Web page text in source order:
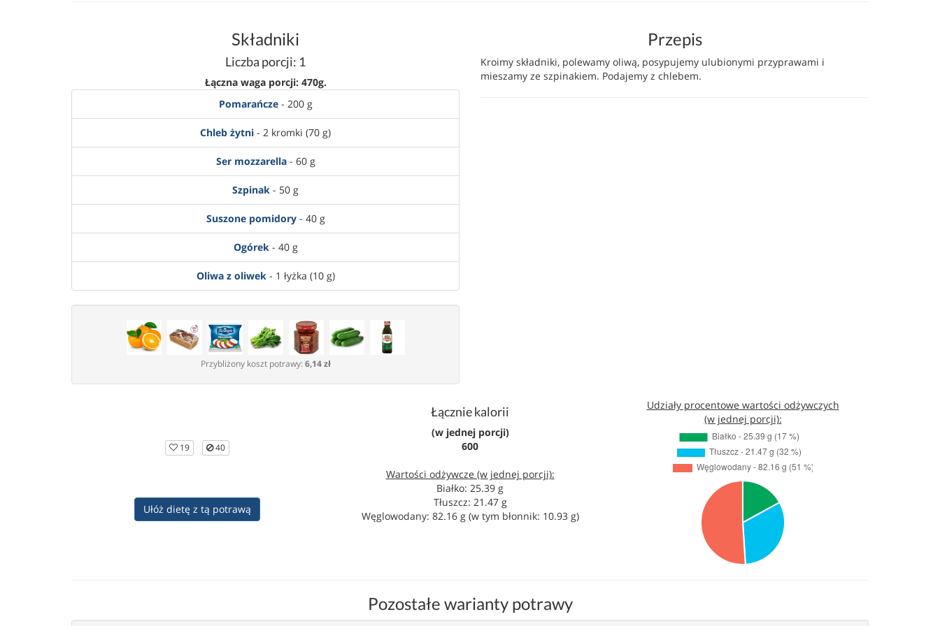
Składniki
Liczba porcji: 1
Łączna waga porcji: 470g.
Pomarańcze- 200 g
Chleb żytni - 2 kromki (70 g)
Ser mozzarella- 60 g
Szpinak - 50 g
Suszone pomidory- 40 g
Ogórek- 40 g
Oliwa z oliwek- 1 łyżka (10 g)
Przybliżony koszt potrawy:6,14 zł
Przepis
Kroimy składniki, polewamy oliwą, posypujemy ulubionymi przyprawami i
mieszamy ze szpinakiem. Podajemy z chlebem.
19 40
Ułóż dietę z tą potrawą
Łącznie kalorii
(w jednej porcji)
600
Wartości odżywcze (w jednej porcji):
Białko: 25.39 g
Tłuszcz: 21.47 g
Węglowodany: 82.16 g (w tym błonnik: 10.93 g)
Udziały procentowe wartości odżywczych
(w jednej porcji):
Pozostałe warianty potrawy